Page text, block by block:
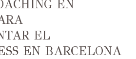
EN
EL
EN BARCELONA